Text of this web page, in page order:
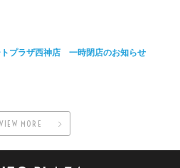
トプラザ西神店 一時閉店のお知らせ
VIEW MORE